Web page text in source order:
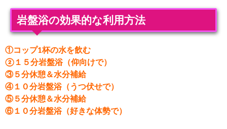
岩盤浴の効果的な利用方法
①コップ1杯の水を飲む
②１５分岩盤浴（仰向けで）
③５分休憩＆水分補給
④１０分岩盤浴（うつ伏せで）
⑤５分休憩＆水分補給
⑥１０分岩盤浴（好きな体勢で）